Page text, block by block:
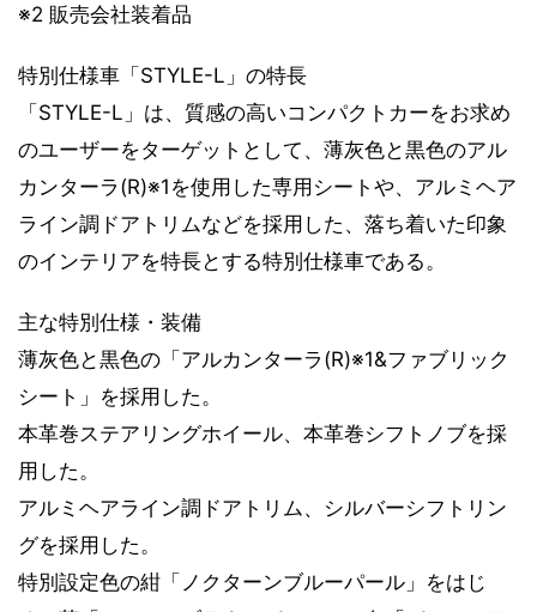
※2 販売会社装着品
特別仕様車「STYLE-L」の特長
「STYLE-L」は、質感の高いコンパクトカーをお求め
のユーザーをターゲットとして、薄灰色と黒色のアル
カンターラ(R)※1を使用した専用シートや、アルミヘア
ライン調ドアトリムなどを採用した、落ち着いた印象
のインテリアを特長とする特別仕様車である。
主な特別仕様・装備
薄灰色と黒色の「アルカンターラ(R)※1&ファブリック
シート」を採用した。
本革巻ステアリングホイール、本革巻シフトノブを採
用した。
アルミヘアライン調ドアトリム、シルバーシフトリン
グを採用した。
特別設定色の紺「ノクターンブルーパール」をはじ